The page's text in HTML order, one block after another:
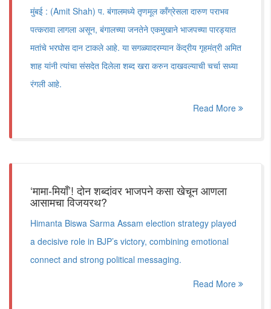
मुंबई : (Amit Shah) प. बंगालमध्ये तृणमूल काँग्रेसला दारुण पराभव
पत्करावा लागला असून, बंगालच्या जनतेने एकमुखाने भाजपच्या पारड्यात
मतांचे भरघोस दान टाकले आहे. या सगळ्यादरम्यान केंद्रीय गृहमंत्री अमित
शाह यांनी त्यांचा संसदेत दिलेला शब्द खरा करुन दाखवल्याची चर्चा सध्या
रंगली आहे.
Read More
‘मामा-मियाँ’! दोन शब्दांवर भाजपने कसा खेचून आणला
आसामचा विजयरथ?
Himanta Biswa Sarma Assam election strategy played
a decisive role in BJP’s victory, combining emotional
connect and strong political messaging.
Read More